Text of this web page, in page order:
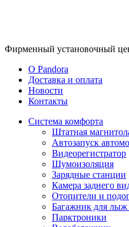
Фирменный установочный
O Pandora
Доставка и оплата
Новости
Контакты
Система комфорта
Штатная
Автозапуск
Видеорегистратор
Шумоизоляция
Зарядные станции
Камера заднего
Отопители и
Багажник для лыж
Парктроники